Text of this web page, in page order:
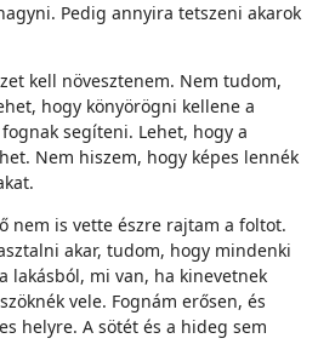
Pedig annyira tetszeni akarok
kell növesztenem. Nem tudom,
hogy könyörögni kellene a
segíteni. Lehet, hogy a
Nem hiszem, hogy képes lennék
nem is vette észre rajtam a foltot.
akar, tudom, hogy mindenki
lakásból, mi van, ha kinevetnek
vele. Fognám erősen, és
helyre. A sötét és a hideg sem